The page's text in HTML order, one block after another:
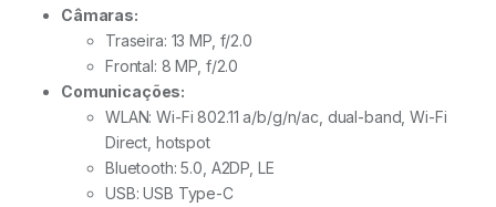
Câmaras:
Traseira: 13 MP, f/2.0
Frontal: 8 MP, f/2.0
Comunicações:
WLAN: Wi-Fi 802.11 a/b/g/n/ac, dual-band, Wi-Fi
Direct, hotspot
Bluetooth: 5.0, A2DP, LE
USB: USB Type-C